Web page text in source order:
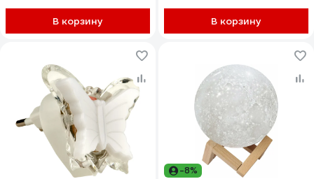
В корзину В корзину
-8%